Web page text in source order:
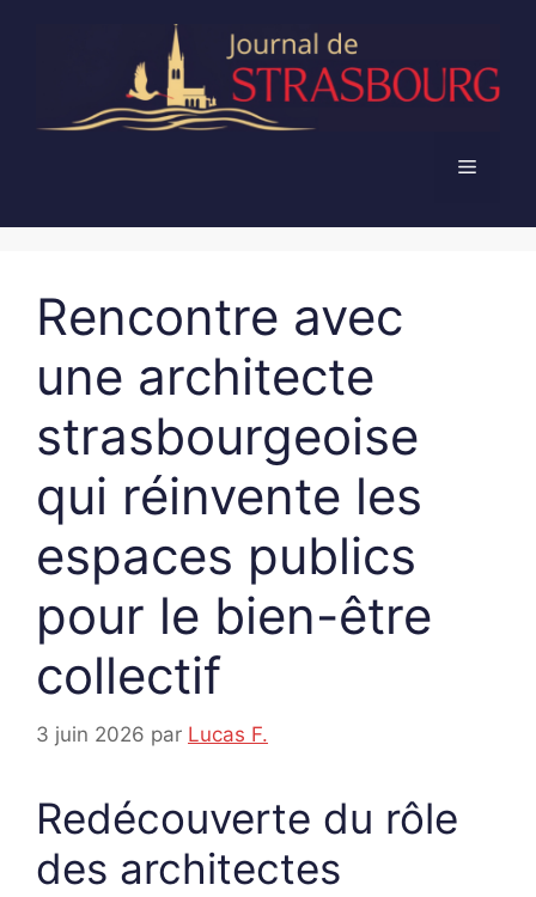
Menu
Rencontre avec
une architecte
strasbourgeoise
qui réinvente les
espaces publics
pour le bien-être
collectif
3 juin 2026 par Lucas F.
Redécouverte du rôle
des architectes